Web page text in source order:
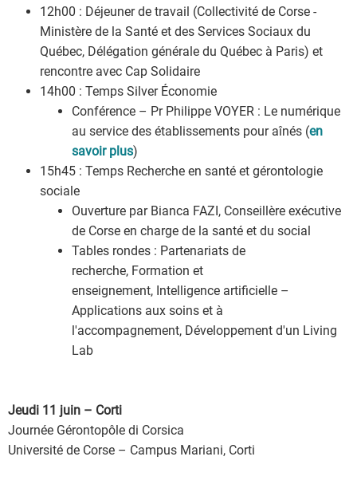
12h00 : Déjeuner de travail (Collectivité de Corse -
Ministère de la Santé et des Services Sociaux du
Québec, Délégation générale du Québec à Paris) et
rencontre avec Cap Solidaire
14h00 : Temps Silver Économie
Conférence – Pr Philippe VOYER : Le numérique
au service des établissements pour aînés (en
savoir plus)
15h45 : Temps Recherche en santé et gérontologie
sociale
Ouverture par Bianca FAZI, Conseillère exécutive
de Corse en charge de la santé et du social
Tables rondes : Partenariats de
recherche, Formation et
enseignement, Intelligence artificielle –
Applications aux soins et à
l'accompagnement, Développement d'un Living
Lab
Jeudi 11 juin – Corti
Journée Gérontopôle di Corsica
Université de Corse – Campus Mariani, Corti